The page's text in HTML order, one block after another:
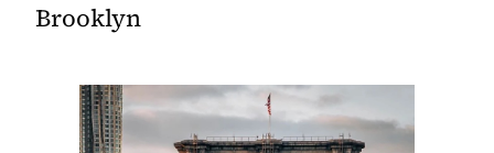
Brooklyn